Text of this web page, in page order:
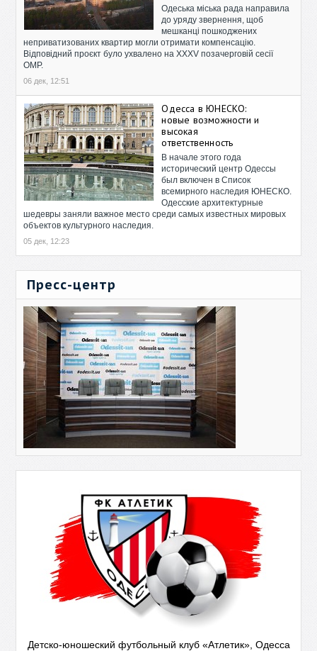
Одеська міська рада направила
до уряду звернення, щоб
мешканці пошкоджених
неприватизованих квартир могли отримати компенсацію.
Відповідний проєкт було ухвалено на XXXV позачерговій сесії
ОМР.
06 дек, 12:51
Одесса в ЮНЕСКО:
новые возможности и
высокая
ответственность
В начале этого года
исторический центр Одессы
был включен в Список
всемирного наследия ЮНЕСКО.
Одесские архитектурные
шедевры заняли важное место среди самых известных мировых
объектов культурного наследия.
05 дек, 12:23
Пресс-центр
Детско-юношеский футбольный клуб «Атлетик», Одесса